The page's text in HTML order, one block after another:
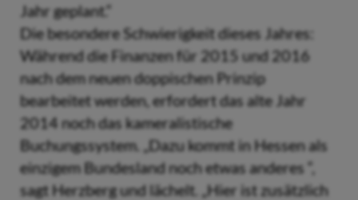
Jahr geplant.“
Die besondere Schwierigkeit dieses Jahres:
Während die Finanzen für 2015 und 2016
nach dem neuen doppischen Prinzip
bearbeitet werden, erfordert das alte Jahr
2014 noch das kameralistische
Buchungssystem. „Dazu kommt in Hessen als
einzigem Bundesland noch etwas anderes “,
sagt Herzberg und lächelt. „Hier ist zusätzlich